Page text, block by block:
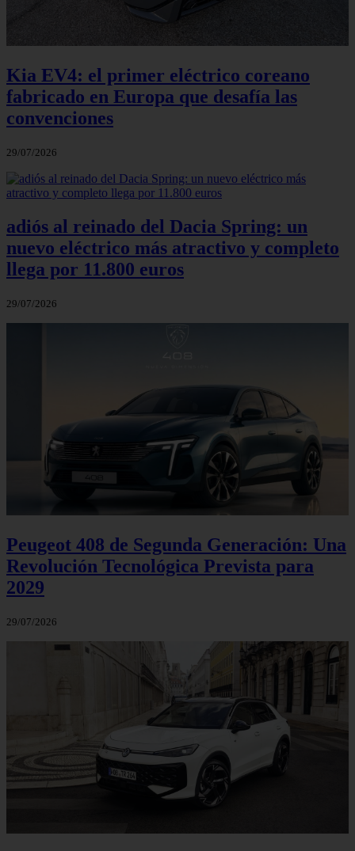
Kia EV4: el primer eléctrico coreano
fabricado en Europa que desafía las
convenciones
29/07/2026
adiós al reinado del Dacia Spring: un
nuevo eléctrico más atractivo y completo
llega por 11.800 euros
29/07/2026
Peugeot 408 de Segunda Generación: Una
Revolución Tecnológica Prevista para
2029
29/07/2026